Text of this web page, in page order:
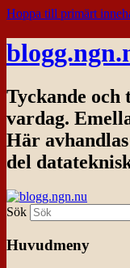
Hoppa till primärt
Tyckande och
vardag.
Här
del
Sök
Huvudmeny